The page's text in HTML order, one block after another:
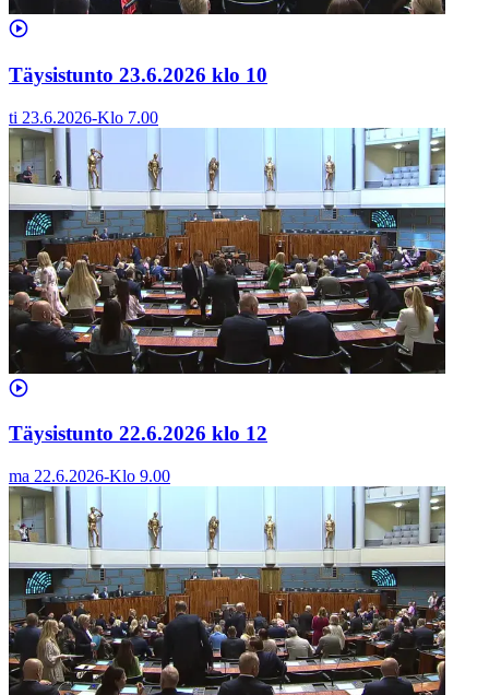
Täysistunto 23.6.2026 klo 10
ti 23.6.2026-Klo 7.00
Täysistunto 22.6.2026 klo 12
ma 22.6.2026-Klo 9.00